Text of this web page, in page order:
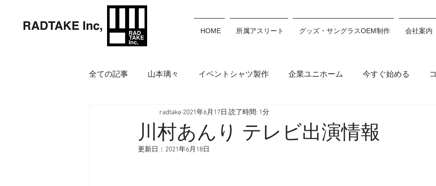
HOME 所属アスリート グッズ・サングラスOEM制作 会社案内
全ての記事 山本璃々 イベントシャツ製作 企業ユニホーム 今すぐ始める
野中美波 鈴木穂波 浅沼妃莉
アイウェア インフォメーション
川村あんり テレビ出演情報
radtake 2021年6月17日 読了時間: 1分
更新日： 2021年6月18日